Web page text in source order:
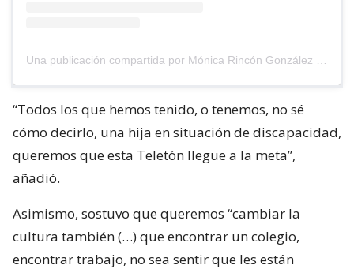
“Todos los que hemos tenido, o tenemos, no sé
cómo decirlo, una hija en situación de discapacidad,
queremos que esta Teletón llegue a la meta”,
añadió.
Asimismo, sostuvo que queremos “cambiar la
cultura también (…) que encontrar un colegio,
encontrar trabajo, no sea sentir que les están